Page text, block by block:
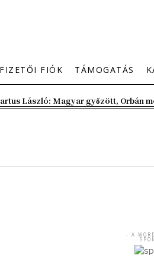
FIÓK TÁMOGATÁS
László: Magyar győzött, Orbán
- A